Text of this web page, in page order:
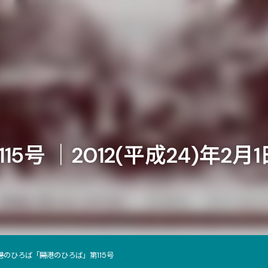
号 ｜2012(平成24)年2月
のひろば「開港のひろば」第115号